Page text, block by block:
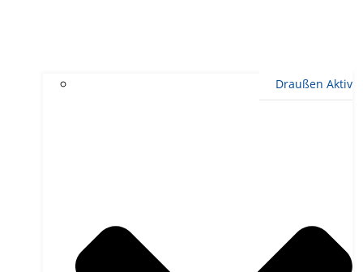
Draußen Aktiv